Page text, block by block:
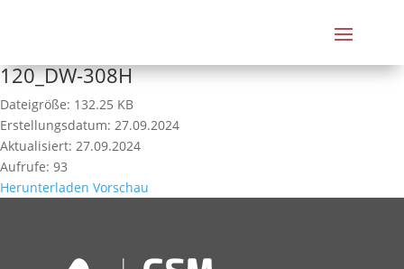
120_DW-308H
Dateigröße: 132.25 KB
Erstellungsdatum: 27.09.2024
Aktualisiert: 27.09.2024
Aufrufe: 93
Herunterladen Vorschau